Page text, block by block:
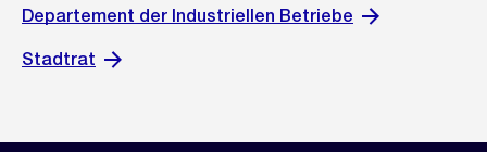
Departement der Industriellen Betriebe
Stadtrat